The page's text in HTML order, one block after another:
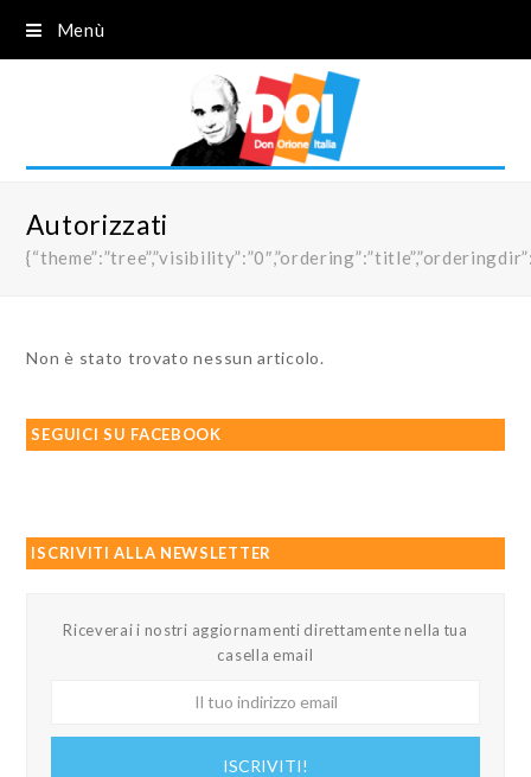
Menù
Autorizzati
Non è stato trovato nessun articolo.
SEGUICI SU FACEBOOK
ISCRIVITI ALLA NEWSLETTER
Riceverai i nostri aggiornamenti direttamente nella tua
casella email
ISCRIVITI!